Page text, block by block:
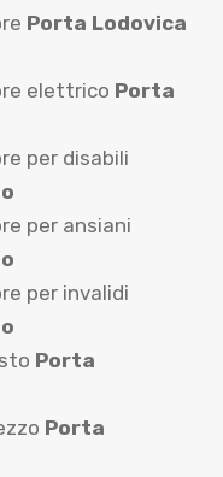
Porta Lodovica
elettrico Porta
per disabili
per ansiani
per invalidi
Porta
Porta